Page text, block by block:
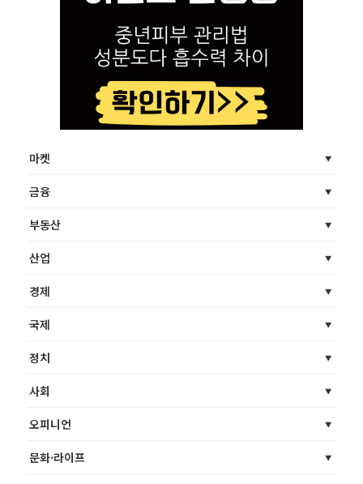
마켓
금융
부동산
산업
경제
국제
정치
사회
오피니언
문화·라이프